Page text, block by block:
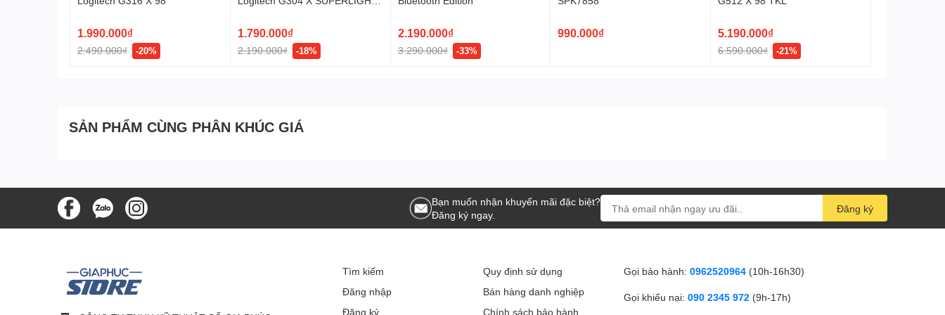
tâm làm việc mà không lo hết pin đột ngột. Logitech đã tối ưu hóa mức tiêu thụ điện năng để đảm bảo bạn không phải
thay pin thường xuyên – tiết kiệm chi phí và bảo vệ môi trường hơn.
Sản phẩm tương thích tốt với các hệ điều hành phổ biến hiện nay như Windows, macOS, ChromeOS... Cài đặt đơn
1.990.000₫
2.490.000₫ -20%
1.790.000₫
2.190.000₫ -18%
2.190.000₫
3.290.000₫ -33%
990.000₫ 5.190.000₫
6.590.000₫ -21%
SẢN PHẨM CÙNG PHÂN KHÚC GIÁ
Bạn muốn nhận khuyến mãi đặc biệt?
Đăng ký ngay.
Đăng ký
Tìm kiếm
Đăng nhập
Đăng ký
Quy định sử dụng
Bán hàng danh nghiệp
Chính sách bảo hành
Gọi bảo hành: 0962520964 (10h-16h30)
Gọi khiếu nại: 090 2345 972 (9h-17h)